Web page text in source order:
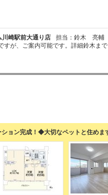
川崎駅前大通り店
担当：鈴木 亮輔
すが、ご案内可能です。詳細鈴木ま
ョン完成！◆大切なペットと住めま